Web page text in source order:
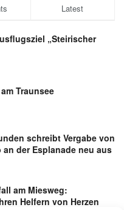
Latest
„Steirischer
Traunsee
schreibt Vergabe von
der Esplanade neu aus
am Miesweg:
Helfern von Herzen